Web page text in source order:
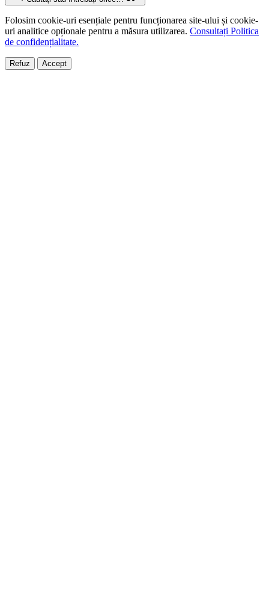
Folosim cookie-uri esențiale pentru funcționarea site-ului și cookie-
uri analitice opționale pentru a măsura utilizarea. Consultați Politica
de confidențialitate.
Refuz Accept